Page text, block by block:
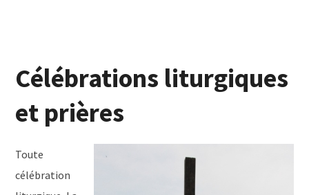
Célébrations liturgiques
et prières
Toute
célébration